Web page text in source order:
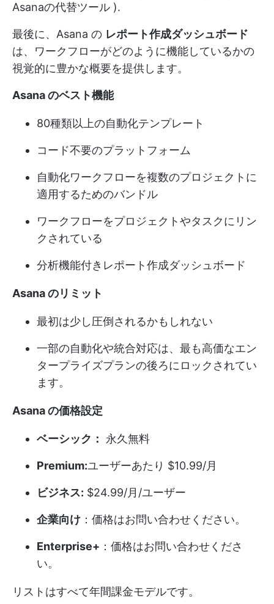
Asanaの代替ツール ).
最後に、Asana の レポート作成ダッシュボード
は、ワークフローがどのように機能しているかの
視覚的に豊かな概要を提供します。
Asana のベスト機能
80種類以上の自動化テンプレート
コード不要のプラットフォーム
自動化ワークフローを複数のプロジェクトに
適用するためのバンドル
ワークフローをプロジェクトやタスクにリン
クされている
分析機能付きレポート作成ダッシュボード
Asana のリミット
最初は少し圧倒されるかもしれない
一部の自動化や統合対応は、最も高価なエン
タープライズプランの後ろにロックされてい
ます。
Asana の価格設定
ベーシック： 永久無料
Premium:ユーザーあたり $10.99/月
ビジネス: $24.99/月/ユーザー
企業向け ：価格はお問い合わせください。
Enterprise+ ：価格はお問い合わせくださ
い。
リストはすべて年間課金モデルです。